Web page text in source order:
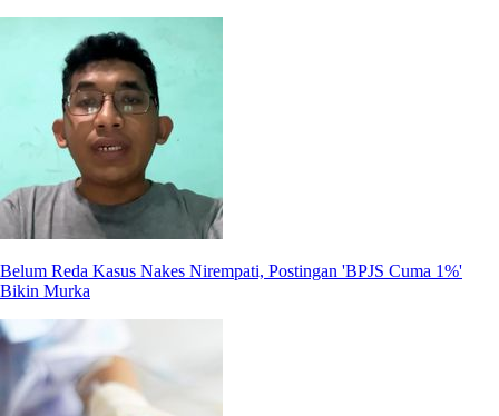
Belum Reda Kasus Nakes Nirempati, Postingan 'BPJS Cuma 1%'
Bikin Murka